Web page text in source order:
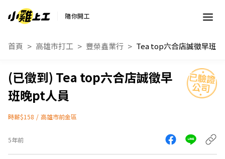
隨你開工
首頁 高雄市打工 豐榮鑫業行
Tea top六合店誠徵早
班晚pt人員
時薪$158 / 高雄市前金區
5年前